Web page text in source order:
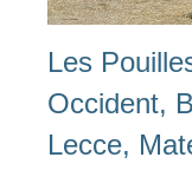
Les
Occident,
Lecce,